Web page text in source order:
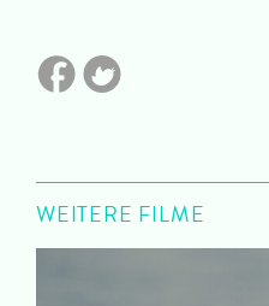
WEITERE FILME